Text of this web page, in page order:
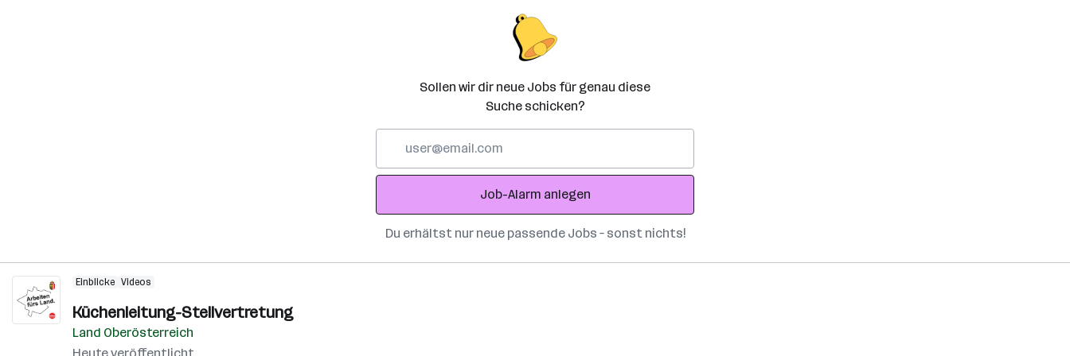
Sollen wir dir neue Jobs für genau diese
Suche schicken?
Adresse
Job-Alarm anlegen
Du erhältst nur neue passende Jobs – sonst nichts!
Einblicke Videos
Küchenleitung-Stellvertretung
Land Oberösterreich